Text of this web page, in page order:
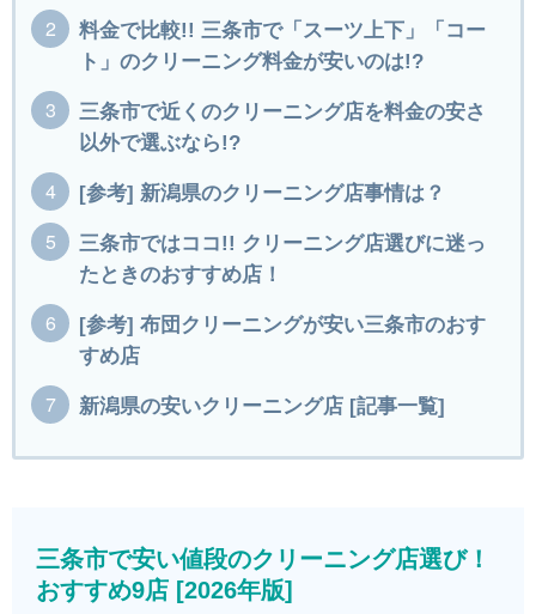
料金で比較!! 三条市で「スーツ上下」「コー
ト」のクリーニング料金が安いのは!?
三条市で近くのクリーニング店を料金の安さ
以外で選ぶなら!?
[参考] 新潟県のクリーニング店事情は？
三条市ではココ!! クリーニング店選びに迷っ
たときのおすすめ店！
[参考] 布団クリーニングが安い三条市のおす
すめ店
新潟県の安いクリーニング店 [記事一覧]
三条市で安い値段のクリーニング店選び！
おすすめ9店 [2026年版]